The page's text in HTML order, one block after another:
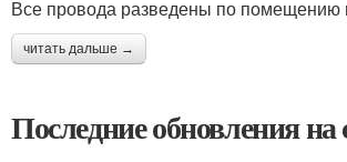
Все провода разведены по помещению
читать дальше →
Последние обновления на